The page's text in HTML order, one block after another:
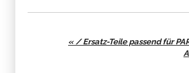
« / Ersatz-Teile passend für